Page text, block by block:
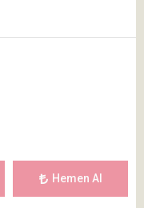
Hemen Al